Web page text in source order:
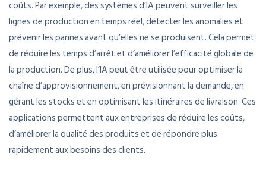
coûts. Par exemple, des systèmes d’IA peuvent surveiller les
lignes de production en temps réel, détecter les anomalies et
prévenir les pannes avant qu’elles ne se produisent. Cela permet
de réduire les temps d’arrêt et d’améliorer l’efficacité globale de
la production. De plus, l’IA peut être utilisée pour optimiser la
chaîne d’approvisionnement, en prévisionnant la demande, en
gérant les stocks et en optimisant les itinéraires de livraison. Ces
applications permettent aux entreprises de réduire les coûts,
d’améliorer la qualité des produits et de répondre plus
rapidement aux besoins des clients.